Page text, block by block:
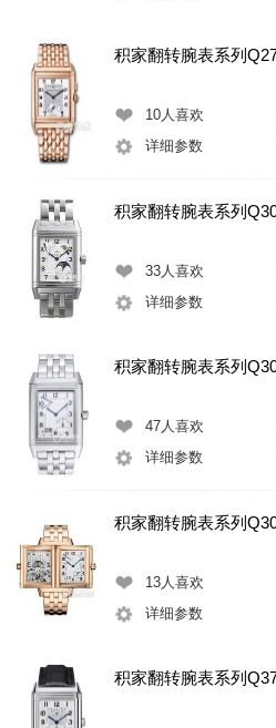
积家翻转腕表系列
10人喜欢
详细参数
积家翻转腕表系列
33人喜欢
详细参数
积家翻转腕表系列
47人喜欢
详细参数
积家翻转腕表系列
13人喜欢
详细参数
积家翻转腕表系列